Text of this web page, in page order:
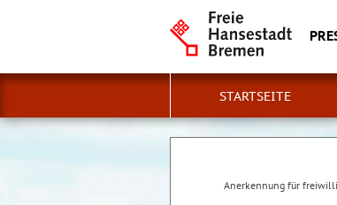
STARTSEITE
Anerkennung für